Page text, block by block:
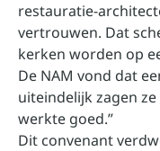
restauratie-
vertrouwen. Dat
kerken worden op
De NAM vond dat
uiteindelijk zagen ze
werkte goed.”
Dit convenant